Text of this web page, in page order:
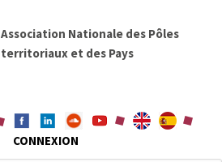
Association Nationale des Pôles
territoriaux et des Pays
CONNEXION